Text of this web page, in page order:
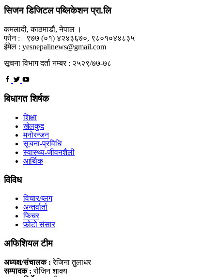
सिजन डिजिटल पब्लिकेशन प्रा.लि
कमलादी, काठमाडौं, नेपाल ।
फोन : +९७७ (०१) ४२४३६७०, ९८०१०४४८३५
ईमेल : yesnepalinews@gmail.com
सूचना विभाग दर्ता नम्बर : २५२९/७७-७८
बिधागत शिर्षक
शिक्षा
खेलकुद
मनोरन्जन
सूचना-प्रविधि
स्वास्थ्य-जीवनशैली
आर्थिक
विविध
विचार/ब्लग
अन्तर्वार्ता
फिचर
फोटो संसार
अफिशियल टीम
अध्यक्ष/संचालक : रेजिना तुलाधर
सम्पादक : रोजिन शाक्य